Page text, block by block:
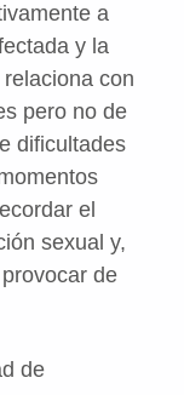
a
y la
con
pero no de
dificultades
el
sexual y,
de
de